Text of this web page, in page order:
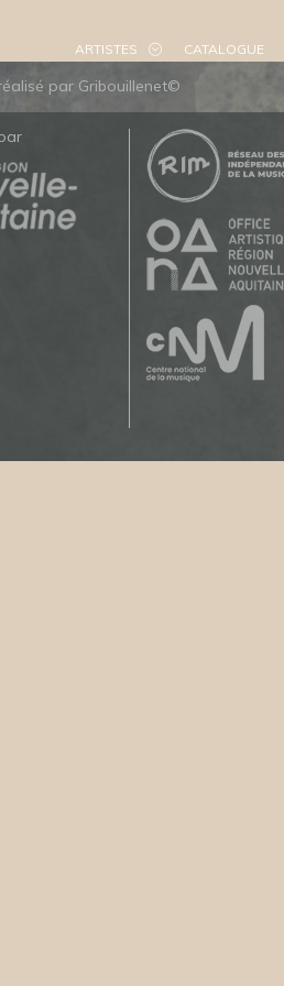
ARTISTES CATALOGUE
par Gribouillenet©